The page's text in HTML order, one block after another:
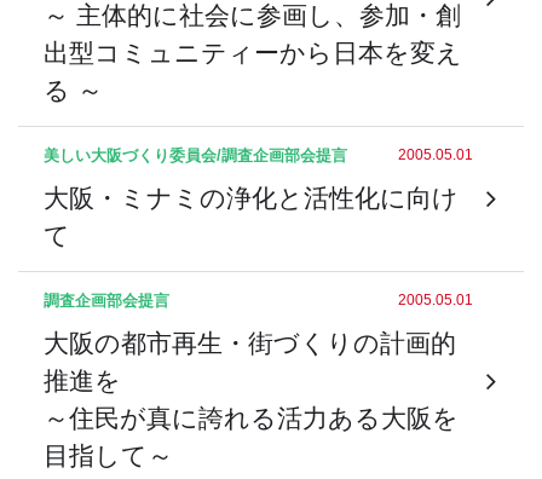
～ 主体的に社会に参画し、参加・創
出型コミュニティーから日本を変え
る ～
美しい大阪づくり委員会/調査企画部会提言 2005.05.01
大阪・ミナミの浄化と活性化に向け
て
調査企画部会提言 2005.05.01
大阪の都市再生・街づくりの計画的
推進を
～住民が真に誇れる活力ある大阪を
目指して～